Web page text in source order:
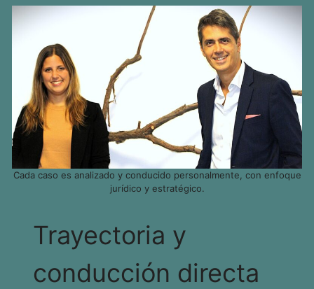
Cada caso es analizado y conducido personalmente, con enfoque
jurídico y estratégico.
Trayectoria y
conducción directa